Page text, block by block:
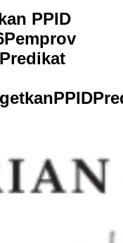
PPID
Pemprov
getkanPPIDPre